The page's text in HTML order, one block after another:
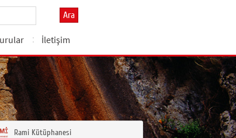
Ara
İletişim
Rami Kütüphanesi